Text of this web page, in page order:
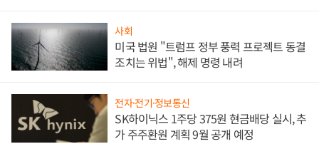
사회
미국 법원 "트럼프 정부 풍력 프로젝트 동결
조치는 위법", 해제 명령 내려
전자·전기·정보통신
SK하이닉스 1주당 375원 현금배당 실시, 추
가 주주환원 계획 9월 공개 예정